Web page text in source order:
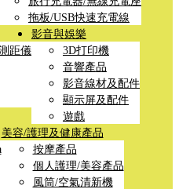
拖板/USB快速充電線
距儀
影音與娛樂
3D打印機
音響產品
影音線材及配件
顯示屏及配件
遊戲
美容/護理及健康產品
按摩產品
個人護理/美容產品
風筒/空氣清新機